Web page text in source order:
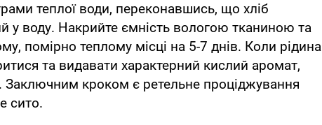
теплої води, переконавшись, що хліб
у воду. Накрийте ємність вологою тканиною та
помірно теплому місці на 5-7 днів. Коли рідина
та видавати характерний кислий аромат,
кроком є ​​ретельне проціджування
сито.